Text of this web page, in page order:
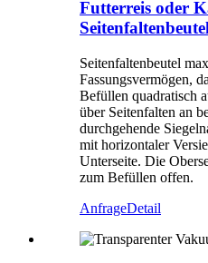
Futterreis oder
Seitenfaltenbeutel
Seitenfaltenbeutel
Fassungsvermögen,
Befüllen quadratisch
über Seitenfalten an
durchgehende
mit horizontaler
Unterseite. Die
zum Befüllen offen.
AnfrageDetail